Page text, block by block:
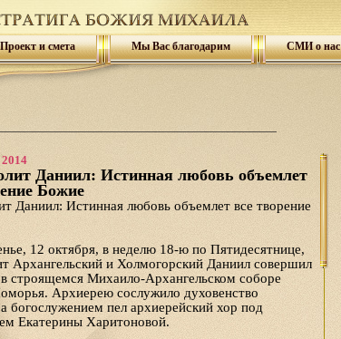
Проект и смета Мы Вас благодарим СМИ о нас
Даниил: Истинная любовь объемлет
Божие
Даниил: Истинная любовь объемлет все творение
12 октября, в неделю 18-ю по Пятидесятнице,
Архангельский и Холмогорский Даниил совершил
строящемся Михаило-Архангельском соборе
Архиерею сослужило духовенство
богослужением пел архиерейский хор под
Екатерины Харитоновой.